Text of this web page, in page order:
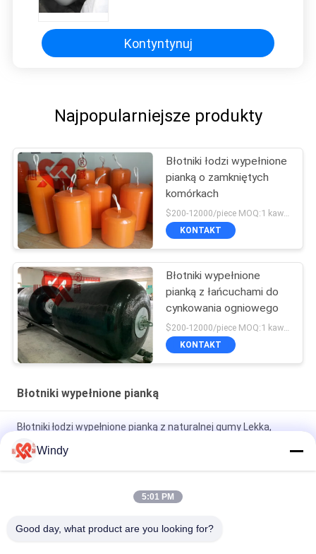
Kontyntynuj
Najpopularniejsze produkty
Błotniki łodzi wypełnione
pianką o zamkniętych
komórkach
$200-12000/piece MOQ:1 kawałek
KONTAKT
Błotniki wypełnione
pianką z łańcuchami do
cynkowania ogniowego
$200-12000/piece MOQ:1 kawałek
KONTAKT
Błotniki wypełnione pianką
Błotniki łodzi wypełnione pianką z naturalnej gumy Lekka,
niezatapialna 24-miesięczna gwarancja
Błotniki wypełnione pianką z certyfikatem ISO Absorbujące
energię, niezatapialne, o wysokiej wydajności
długości 3,5 m dla barek
Windy
5:01 PM
Good day, what product are you looking for?